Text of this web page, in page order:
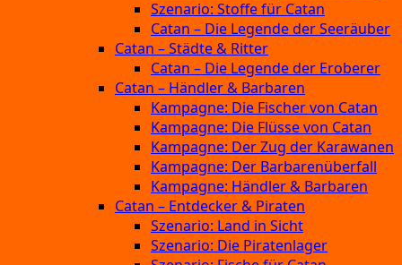
Szenario: Stoffe für Catan
Catan – Die Legende der Seeräuber
Catan – Städte & Ritter
Catan – Die Legende der Eroberer
Catan – Händler & Barbaren
Kampagne: Die Fischer von Catan
Kampagne: Die Flüsse von Catan
Kampagne: Der Zug der Karawanen
Kampagne: Der Barbarenüberfall
Kampagne: Händler & Barbaren
Catan – Entdecker & Piraten
Szenario: Land in Sicht
Szenario: Die Piratenlager